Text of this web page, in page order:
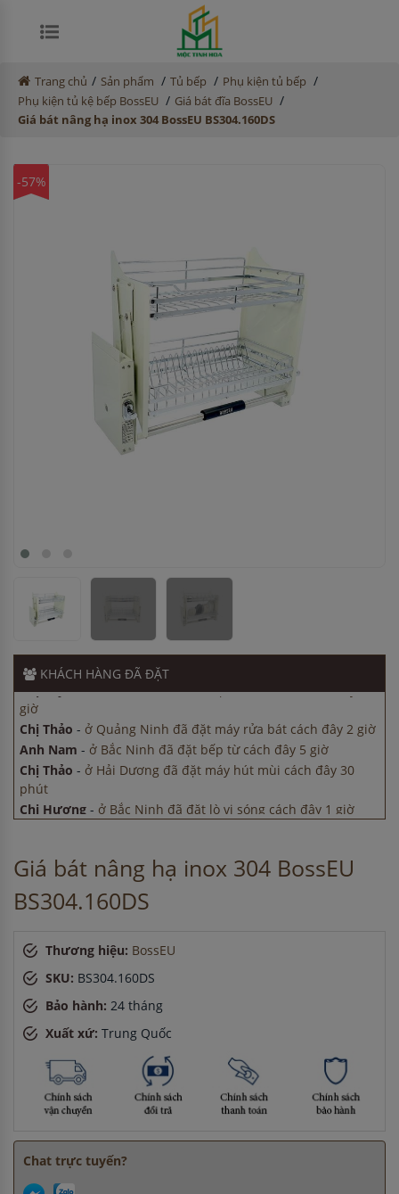
Trang chủ / Sản phẩm / Tủ bếp / Phụ kiện tủ bếp /
Phụ kiện tủ kệ bếp BossEU / Giá bát đĩa BossEU /
Giá bát nâng hạ inox 304 BossEU BS304.160DS
-57%
KHÁCH HÀNG ĐÃ ĐẶT
giờ
ở Quảng Ninh đã đặt máy rửa bát cách đây 2 giờ
Anh Nam
ở Bắc Ninh đã đặt bếp từ cách đây 5 giờ
Chị Thảo
ở Hải Dương đã đặt máy hút mùi cách đây 30
Chị Hương-ở Bắc Ninh đã đặt lò vi sóng cách đây 1 giờ
Chị Tuyết - ở Cần Thơ đã mua chậu vòi rửa bát cách đây 8
giờ
Chị Thảo
ở Quảng Ninh đã đặt máy rửa bát cách đây 2 giờ
Anh Nam
ở Bắc Ninh đã đặt bếp từ cách đây 5 giờ
Chị Thảo
ở Hải Dương đã đặt máy hút mùi cách đây 30
phút
Chị Hương
ở Bắc Ninh đã đặt lò vi sóng cách đây 1 giờ
Chị Tuyết-ở Cần Thơ đã mua chậu vòi rửa bát cách đây 8
Chị Thảo - ở Quảng Ninh đã đặt máy rửa bát cách đây 2 giờ
Anh Nam - ở Bắc Ninh đã đặt bếp từ cách đây 5 giờ
Giá bát nâng hạ inox 304 BossEU
BS304.160DS
Thương hiệu: BossEU
SKU: BS304.160DS
Bảo hành: 24 tháng
Xuất xứ: Trung Quốc
Chat trực tuyến?